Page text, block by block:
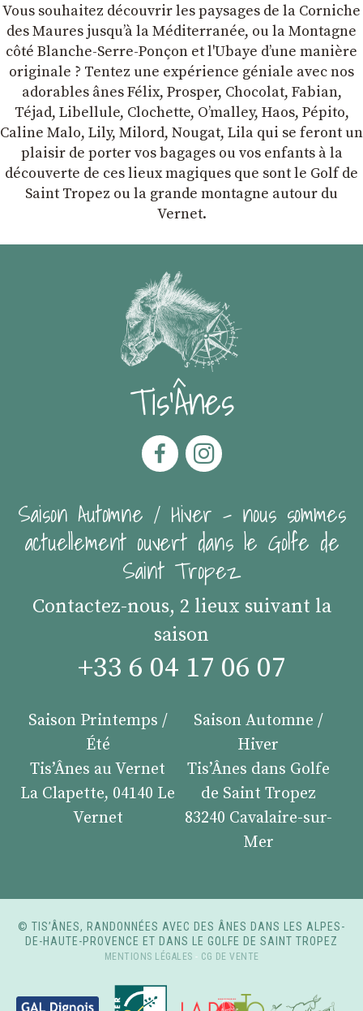
Vous souhaitez découvrir les paysages de la Corniche
des Maures jusqu’à la Méditerranée, ou la Montagne
côté Blanche-Serre-Ponçon et l'Ubaye dʼune manière
originale ? Tentez une expérience géniale avec nos
adorables ânes Félix, Prosper, Chocolat, Fabian,
Téjad, Libellule, Clochette, Oʼmalley, Haos, Pépito,
Caline Malo, Lily, Milord, Nougat, Lila qui se feront un
plaisir de porter vos bagages ou vos enfants à la
découverte de ces lieux magiques que sont le Golf de
Saint Tropez ou la grande montagne autour du
Vernet.
Tis'Ânes
Saison Automne / Hiver - nous sommes
actuellement ouvert dans le Golfe de
Saint Tropez
Contactez-nous, 2 lieux suivant la
saison
+33 6 04 17 06 07
Saison Printemps /
Été
Tis’Ânes au Vernet
La Clapette, 04140 Le
Vernet
Saison Automne /
Hiver
Tis’Ânes dans Golfe
de Saint Tropez
83240 Cavalaire-sur-
Mer
© TIS’ÂNES, RANDONNÉES AVEC DES ÂNES DANS LES ALPES-
DE-HAUTE-PROVENCE ET DANS LE GOLFE DE SAINT TROPEZ
MENTIONS LÉGALES - CG DE VENTE